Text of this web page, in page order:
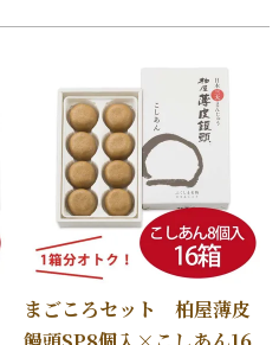
まごころセット 柏屋薄皮